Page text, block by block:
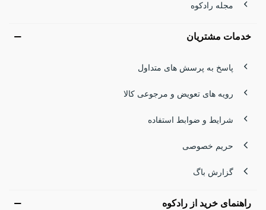
مجله رادکوه
خدمات مشتریان
پاسخ به پرسش های متداول
رویه های تعویض و مرجوعی کالا
شرایط و ضوابط استفاده
حریم خصوصی
گزارش باگ
راهنمای خرید از رادکوه